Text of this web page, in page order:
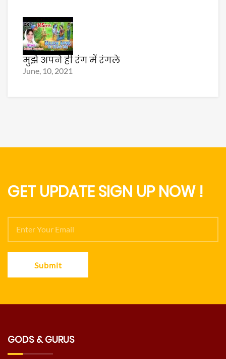
मुझे अपने ही रंग में रंगले
June, 10, 2021
GET UPDATE SIGN UP NOW !
Submit
GODS & GURUS